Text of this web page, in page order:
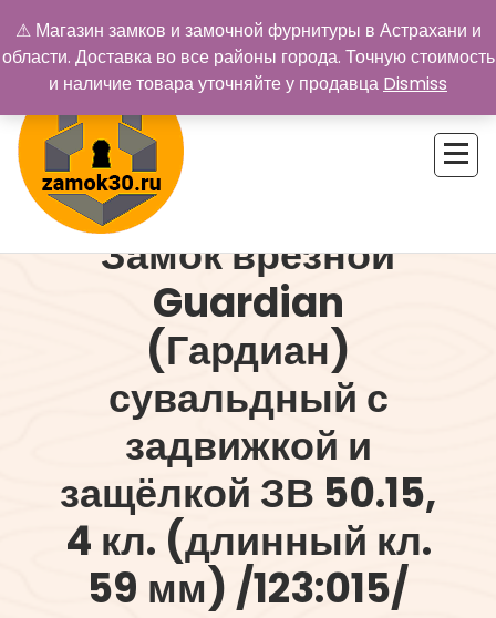
содержимому
Замок врезной
Guardian
(Гардиан)
сувальдный с
задвижкой и
защёлкой ЗВ 50.15,
4 кл. (длинный кл.
59 мм) /123:015/
⚠ Магазин замков и замочной фурнитуры в Астрахани и
области. Доставка во все районы города. Точную стоимость
и наличие товара уточняйте у продавца Dismiss